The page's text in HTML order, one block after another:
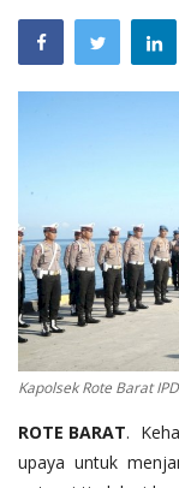
Giat Ops
Binmas
Kapolsek Rote Barat
ROTE BARAT.
upaya untuk